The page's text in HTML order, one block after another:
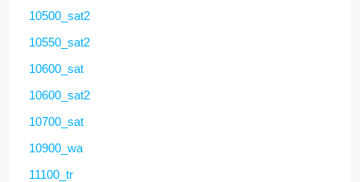
10500_sat2
10550_sat2
10600_sat
10600_sat2
10700_sat
10900_wa
11100_tr